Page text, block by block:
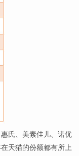
氏、美素佳儿、诺优
天猫的份额都有所上